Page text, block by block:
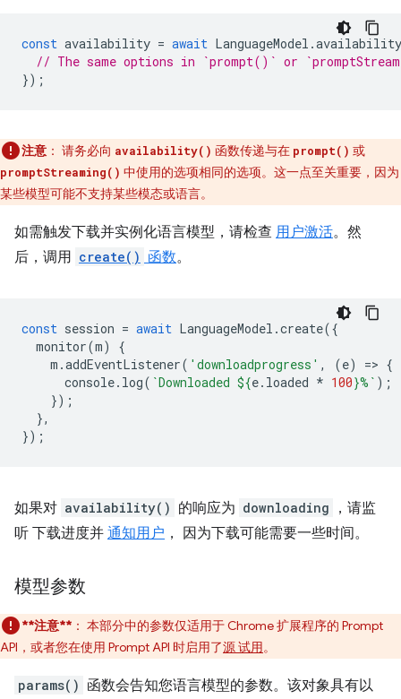
const availability = await LanguageModel .availability
// The same options in `prompt()` or
});
注意 ： 请务必向 availability() 函数传递与在 prompt() 或
promptStreaming() 中使用的选项相同的选项。这一点至关重要，因为
某些模型可能不支持某些模态或语言。
如需触发下载并实例化语言模型，请检查 用户激活。然
后，调用 create() 函数。
const session = await LanguageModel .create({
monitor(m)
{
m .addEventListener( 'downloadprogress' , (e) => {
console. log( `Downloaded ${e. loaded * 100}%` );
});
},
});
如果对 availability() 的响应为 downloading
，请监
听 下载进度并 通知用户 ， 因为下载可能需要一些时间。
模型参数
**注意** ： 本部分中的参数仅适用于 Chrome 扩展程序的 Prompt
API，或者您在使用 Prompt API 时启用了源 试用。
params() 函数会告知您语言模型的参数。该对象具有以